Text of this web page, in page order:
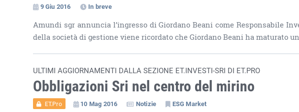
9 Giu 2016 In breve
Amundi sgr annuncia l’ingresso di Giordano Beani come Responsabile
della società di gestione viene ricordato che Giordano Beani ha maturato
ULTIMI AGGIORNAMENTI DALLA SEZIONE ET.INVESTI-SRI DI ET.PRO
Obbligazioni Sri nel centro del mirino
ET.Pro 10 Mag 2016 Notizie ESG Market